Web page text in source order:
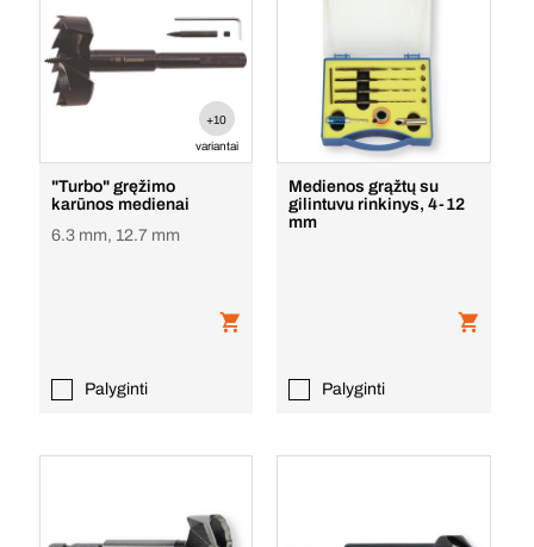
+10
variantai
"Turbo" gręžimo
karūnos medienai
6.3 mm, 12.7 mm
Palyginti
Medienos grąžtų su
gilintuvu rinkinys, 4-12
mm
Palyginti